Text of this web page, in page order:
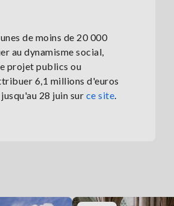
de moins de 20 000
au dynamisme social,
projet publics ou
6,1 millions d'euros
28 juin sur ce site